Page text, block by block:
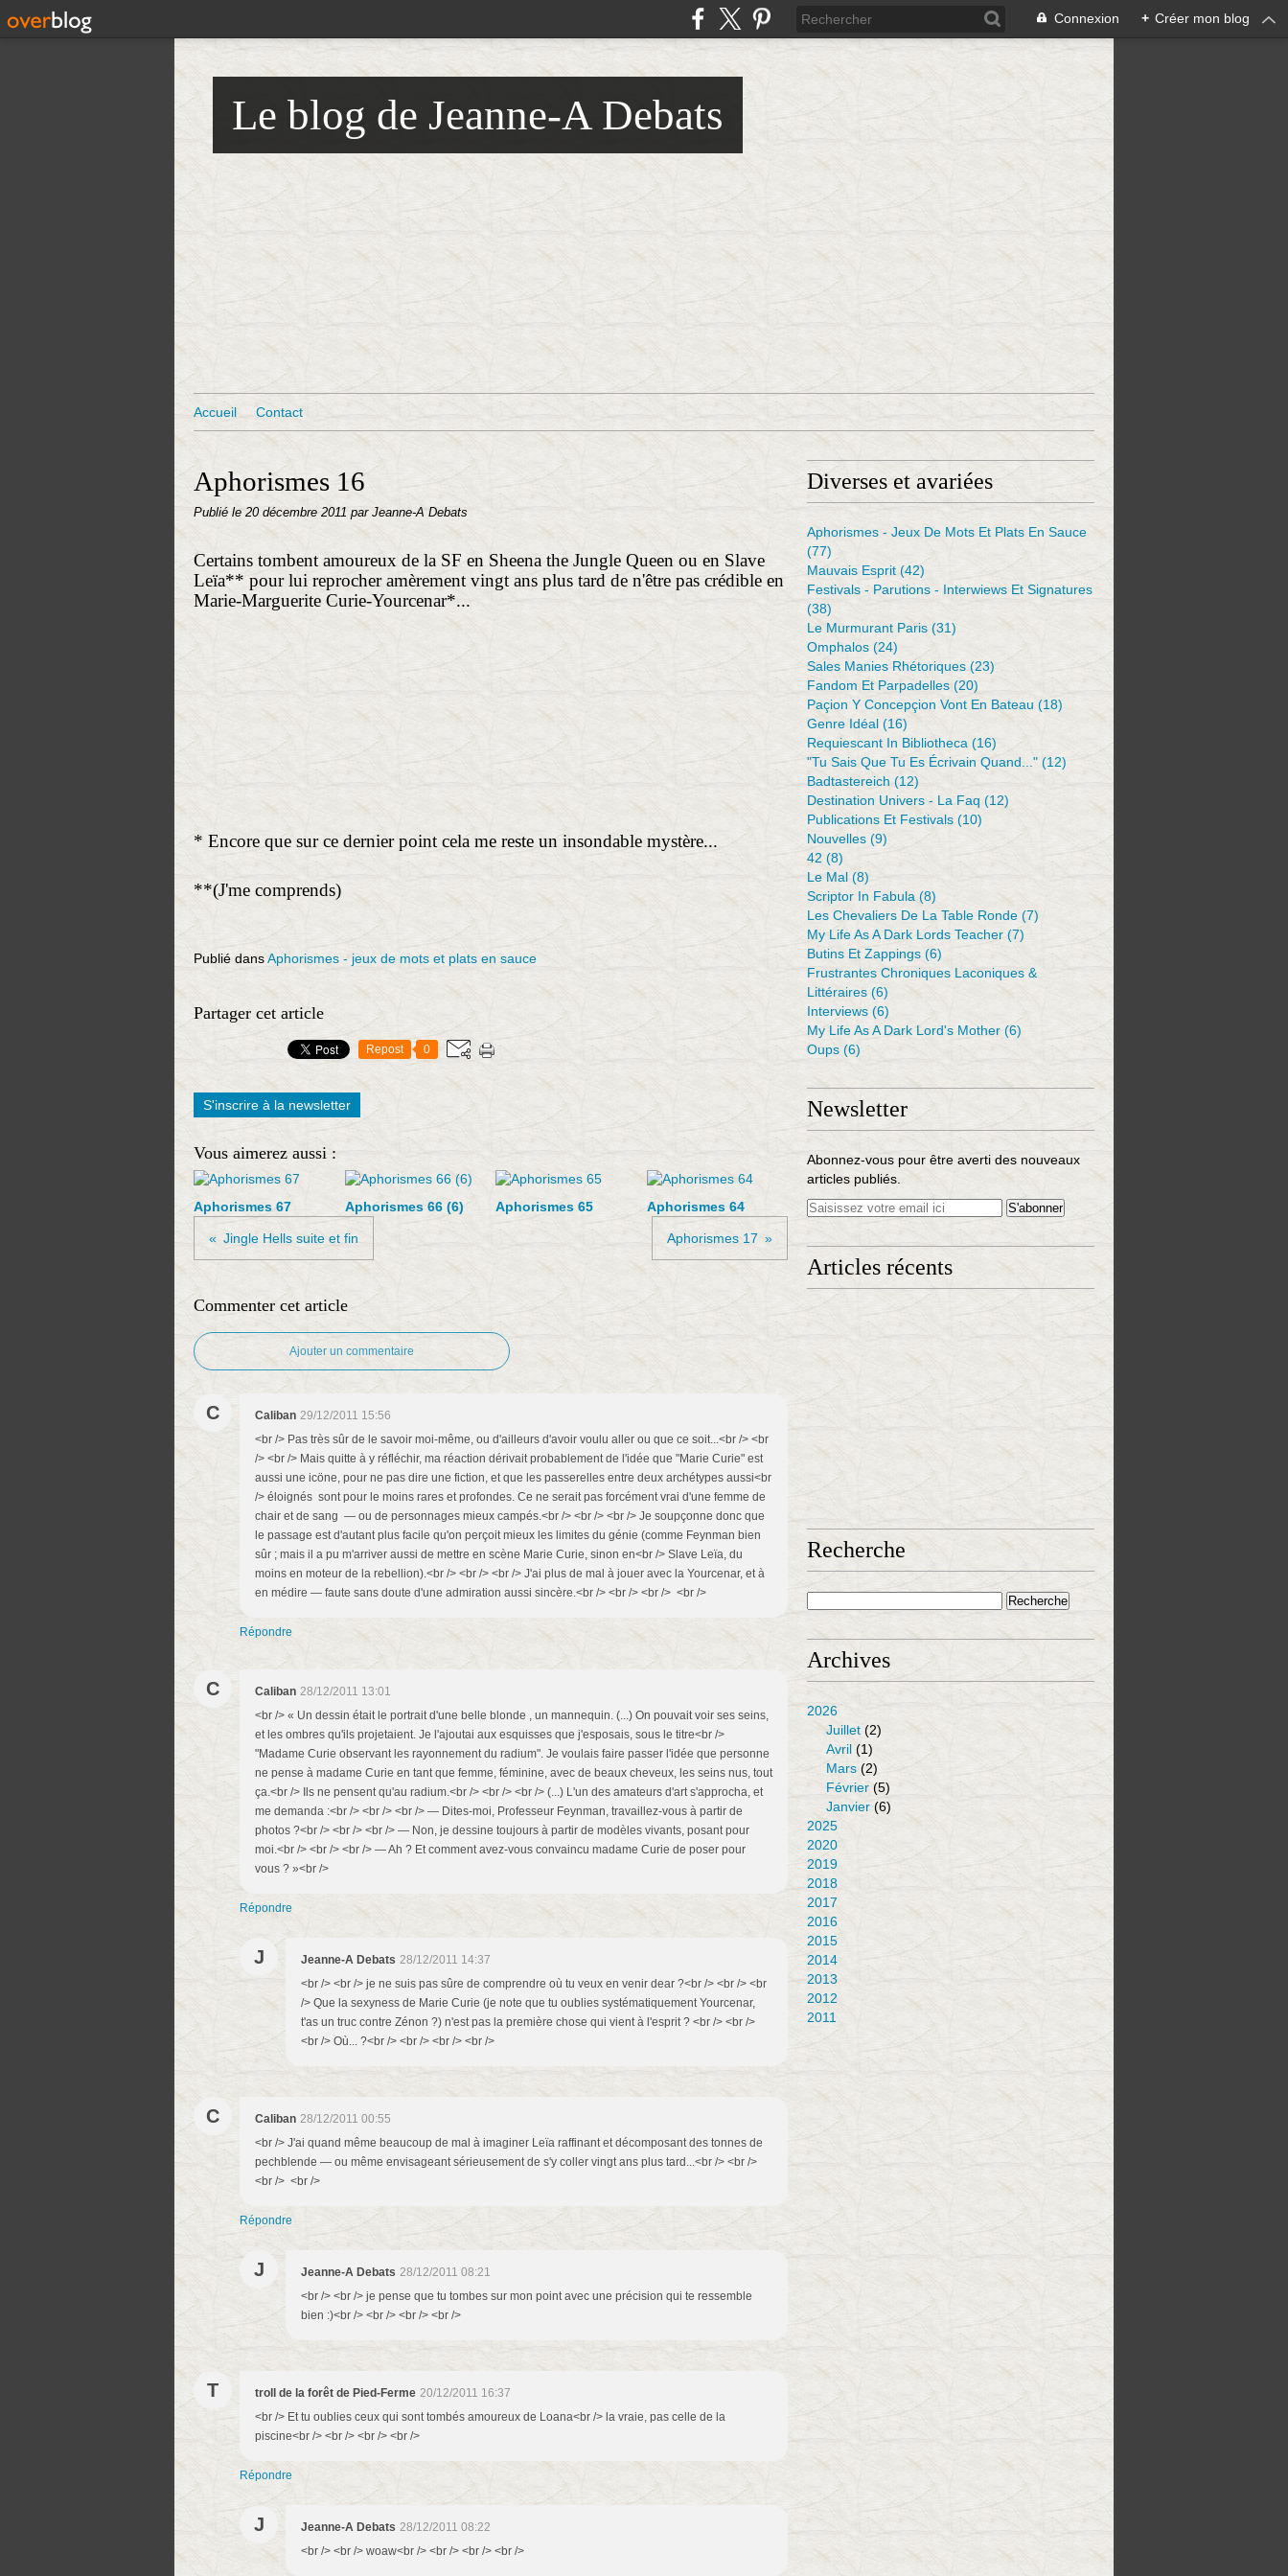
Connexion + Créer mon blog
Le blog de Jeanne-A Debats
Accueil Contact
Aphorismes 16
Publié le 20 décembre 2011 par Jeanne-A Debats
Certains tombent amoureux de la SF en Sheena the Jungle Queen ou en Slave
Leïa** pour lui reprocher amèrement vingt ans plus tard de n'être pas crédible en
Marie-Marguerite Curie-Yourcenar*...
* Encore que sur ce dernier point cela me reste un insondable mystère...
**(J'me comprends)
Publié dansAphorismes - jeux de mots et plats en sauce
Partager cet article
Repost 0
S'inscrire à la newsletter
Vous aimerez aussi :
Aphorismes 67 Aphorismes 66 (6) Aphorismes 65 Aphorismes 64
Jingle Hells suite et fin Aphorismes 17
Commenter cet article
Ajouter un commentaire
C Caliban 29/12/2011 15:56
<br /> Pas très sûr de le savoir moi-même, ou d'ailleurs d'avoir voulu aller ou que ce soit...<br /> <br
/> <br /> Mais quitte à y réfléchir, ma réaction dérivait probablement de l'idée que "Marie Curie" est
aussi une icöne, pour ne pas dire une fiction, et que les passerelles entre deux archétypes aussi<br
/> éloignés sont pour le moins rares et profondes. Ce ne serait pas forcément vrai d'une femme de
chair et de sang — ou de personnages mieux campés.<br /> <br /> <br /> Je soupçonne donc que
le passage est d'autant plus facile qu'on perçoit mieux les limites du génie (comme Feynman bien
sûr ; mais il a pu m'arriver aussi de mettre en scène Marie Curie, sinon en<br /> Slave Leïa, du
moins en moteur de la rebellion).<br /> <br /> <br /> J'ai plus de mal à jouer avec la Yourcenar, et à
en médire — faute sans doute d'une admiration aussi sincère.<br /> <br /> <br /> <br />
Répondre
C Caliban 28/12/2011 13:01
<br /> « Un dessin était le portrait d'une belle blonde , un mannequin. (...) On pouvait voir ses seins,
et les ombres qu'ils projetaient. Je l'ajoutai aux esquisses que j'esposais, sous le titre<br />
"Madame Curie observant les rayonnement du radium". Je voulais faire passer l'idée que personne
ne pense à madame Curie en tant que femme, féminine, avec de beaux cheveux, les seins nus, tout
ça.<br /> Ils ne pensent qu'au radium.<br /> <br /> <br /> (...) L'un des amateurs d'art s'approcha, et
me demanda :<br /> <br /> <br /> — Dites-moi, Professeur Feynman, travaillez-vous à partir de
photos ?<br /> <br /> <br /> — Non, je dessine toujours à partir de modèles vivants, posant pour
moi.<br /> <br /> <br /> — Ah ? Et comment avez-vous convaincu madame Curie de poser pour
vous ? »<br />
Répondre
J Jeanne-A Debats 28/12/2011 14:37
<br /> <br /> je ne suis pas sûre de comprendre où tu veux en venir dear ?<br /> <br /> <br
/> Que la sexyness de Marie Curie (je note que tu oublies systématiquement Yourcenar,
t'as un truc contre Zénon ?) n'est pas la première chose qui vient à l'esprit ? <br /> <br />
<br /> Où... ?<br /> <br /> <br /> <br />
C Caliban 28/12/2011 00:55
<br /> J'ai quand même beaucoup de mal à imaginer Leïa raffinant et décomposant des tonnes de
pechblende — ou même envisageant sérieusement de s'y coller vingt ans plus tard...<br /> <br />
<br /> <br />
Répondre
J Jeanne-A Debats 28/12/2011 08:21
<br /> <br /> je pense que tu tombes sur mon point avec une précision qui te ressemble
bien :)<br /> <br /> <br /> <br />
T troll de la forêt de Pied-Ferme 20/12/2011 16:37
<br /> Et tu oublies ceux qui sont tombés amoureux de Loana<br /> la vraie, pas celle de la
piscine<br /> <br /> <br /> <br />
Répondre
J Jeanne-A Debats 28/12/2011 08:22
<br /> <br /> woaw<br /> <br /> <br /> <br />
Diverses et avariées
Aphorismes - Jeux De Mots Et Plats En Sauce
(77)
Mauvais Esprit (42)
Festivals - Parutions - Interwiews Et Signatures
(38)
Le Murmurant Paris (31)
Omphalos (24)
Sales Manies Rhétoriques (23)
Fandom Et Parpadelles (20)
Paçion Y Concepçion Vont En Bateau (18)
Genre Idéal (16)
Requiescant In Bibliotheca (16)
"tu Sais Que Tu Es Écrivain Quand..." (12)
Badtastereich (12)
Destination Univers - La Faq (12)
Publications Et Festivals (10)
Nouvelles (9)
42 (8)
Le Mal (8)
Scriptor In Fabula (8)
Les Chevaliers De La Table Ronde (7)
My Life As A Dark Lords Teacher (7)
Butins Et Zappings (6)
Frustrantes Chroniques Laconiques &
Littéraires (6)
Interviews (6)
My Life As A Dark Lord's Mother (6)
Oups (6)
Newsletter
Abonnez-vous pour être averti des nouveaux
articles publiés.
Articles récents
Recherche
Archives
2026
Juillet (2)
Avril (1)
Mars (2)
Février (5)
Janvier (6)
2025
2020
2019
2018
2017
2016
2015
2014
2013
2012
2011